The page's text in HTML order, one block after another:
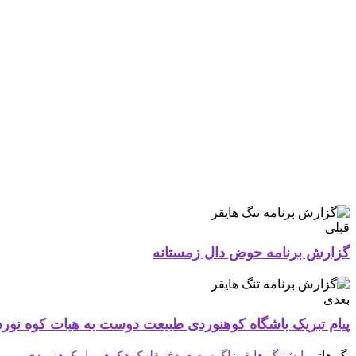
قبلی
گزارش برنامه حوض دال زمستانه
بعدی
پیام تبریک باشگاه کوهنوردی طبیعت دوست به هیات کوه